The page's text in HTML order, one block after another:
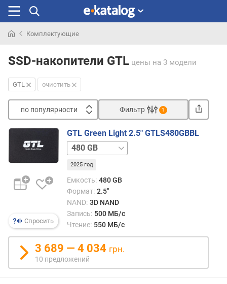
раньше
Комплектующие
SSD-накопители GTL цены на 3 модели
GTL очистить
по популярности
п
о
п
п
у
р
н
о
с
т
и
Фильтр 1
Спросить
GTL Green Light 2.5" GTLS480GBBL
TB
2025 год
Емкость: 480 GB
Формат: 2.5"
NAND: 3D NAND
Запись: 500 МБ/с
Чтение: 550 МБ/с
3 689 — 4 034 грн.
10 предложений